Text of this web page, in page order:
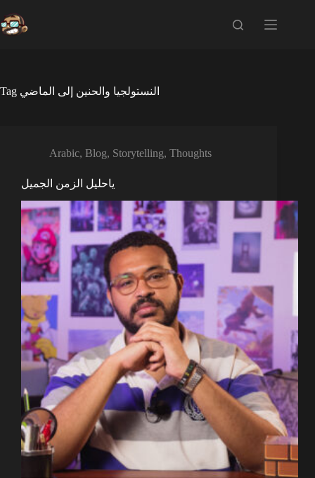
to
content
Tag النستولجيا والحنين إلى الماضي
Arabic, Blog, Storytelling, Thoughts
ياحليل الزمن الجميل